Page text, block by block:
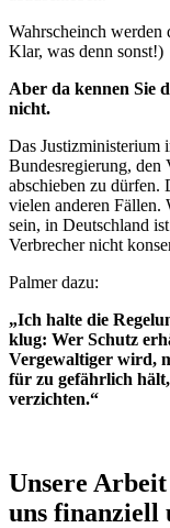
Wahrscheinch werden
Klar, was denn sonst!)
Aber da kennen Sie
nicht.
Das Justizministerium
Bundesregierung, den
abschieben zu dürfen.
vielen anderen Fällen.
sein, in Deutschland
Verbrecher nicht
Palmer dazu:
„Ich halte die
klug: Wer Schutz
Vergewaltiger wird,
für zu gefährlich
verzichten.“
Unsere
uns finanziell